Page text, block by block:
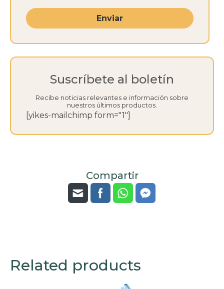
Enviar
Suscríbete al boletín
Recibe noticias relevantes e información sobre
nuestros últimos productos.
[yikes-mailchimp form="1"]
Compartir
Related products